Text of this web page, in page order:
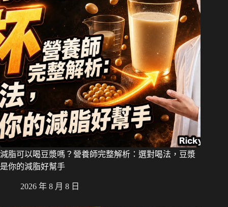
減脂可以喝豆漿嗎？營養師完整解析：選對喝法，豆漿
是你的減脂好幫手
2026 年 8 月 8 日